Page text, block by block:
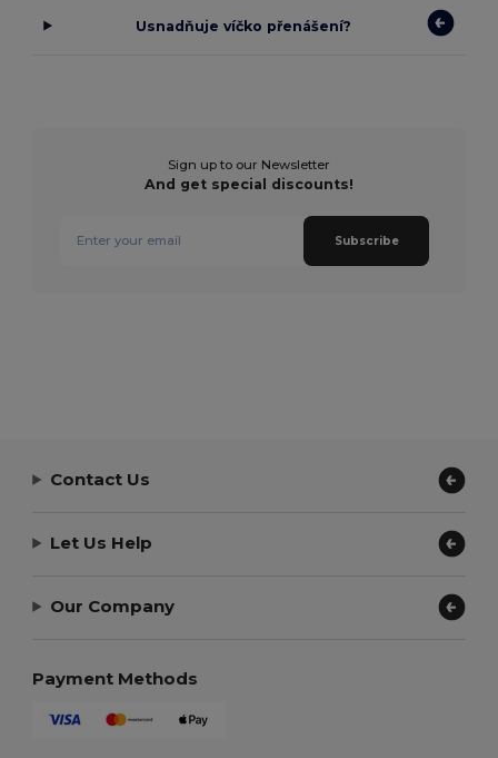
Usnadňuje víčko přenášení?
Sign up to our Newsletter
And get special discounts!
Subscribe
Contact Us
Let Us Help
Our Company
Payment Methods